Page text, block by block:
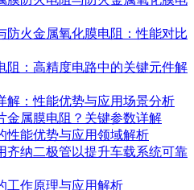
防火金属氧化膜电阻：性能对比
阻：高精度电路中的关键元件解
解：性能优势与应用场景分析
金属膜电阻？关键参数详解
性能优势与应用领域解析
齐纳二极管以提升车载系统可靠
工作原理与应用解析